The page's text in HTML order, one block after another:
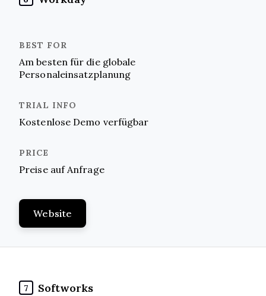
Am besten für die globale
Personaleinsatzplanung
Kostenlose Demo verfügbar
Preise auf Anfrage
Website
7 Softworks